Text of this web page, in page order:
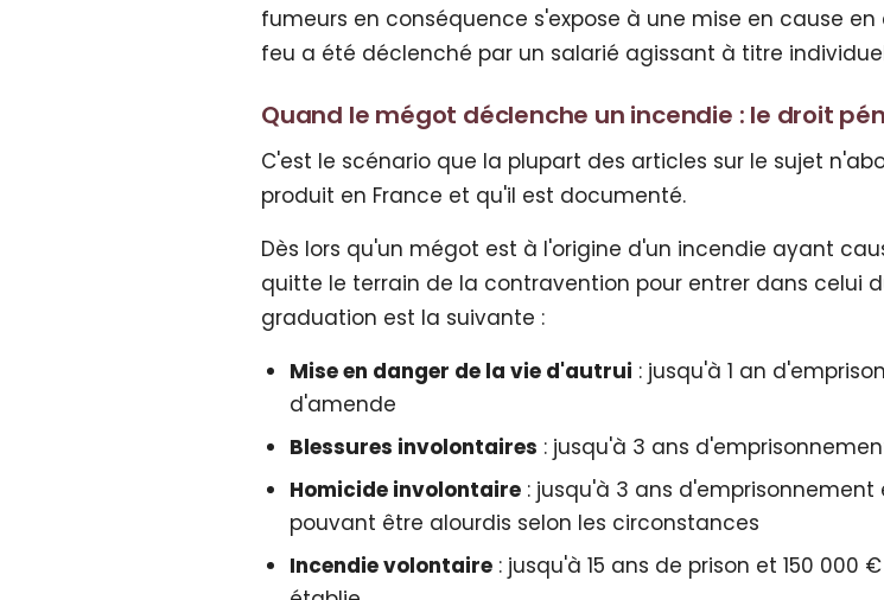
fumeurs en conséquence s'expose à une mise en cause
feu a été déclenché par un salarié agissant à titre
Quand le mégot déclenche un incendie : le droit
C'est le scénario que la plupart des articles sur le sujet
produit en France et qu'il est documenté.
Dès lors qu'un mégot est à l'origine d'un incendie ayant
quitte le terrain de la contravention pour entrer dans celui
graduation est la suivante :
Mise en danger de la vie d'autrui : jusqu'à 1 an
d'amende
Blessures involontaires : jusqu'à 3 ans
Homicide involontaire : jusqu'à 3 ans
pouvant être alourdis selon les circonstances
Incendie volontaire : jusqu'à 15 ans de prison et 150 000